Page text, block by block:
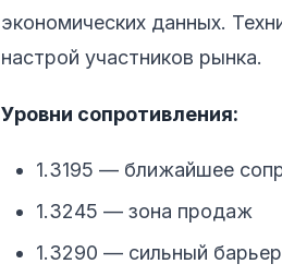
экономических данных.
настрой участников рынка.
Уровни сопротивления:
1.3195 — ближайшее
1.3245 — зона продаж
1.3290 — сильный барьер